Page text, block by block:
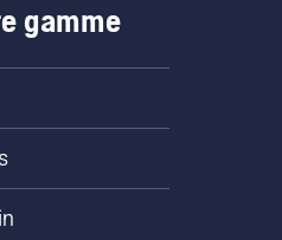
gamme